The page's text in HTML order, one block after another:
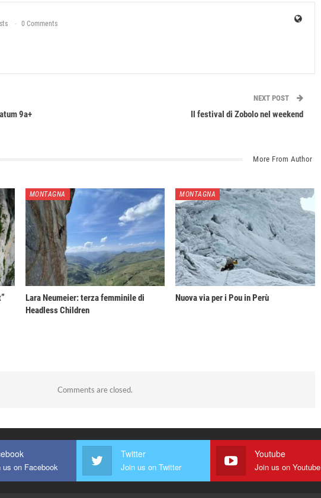
0 Comments
9a+
NEXT POST
Il festival di Zobolo nel weekend
More From Author
MONTAGNA
Lara Neumeier: terza femminile di
Headless Children
MONTAGNA
Nuova via per i Pou in Perù
Comments are closed.
us on Facebook
Twitter
Join us on Twitter
Youtube
Join us on Youtube